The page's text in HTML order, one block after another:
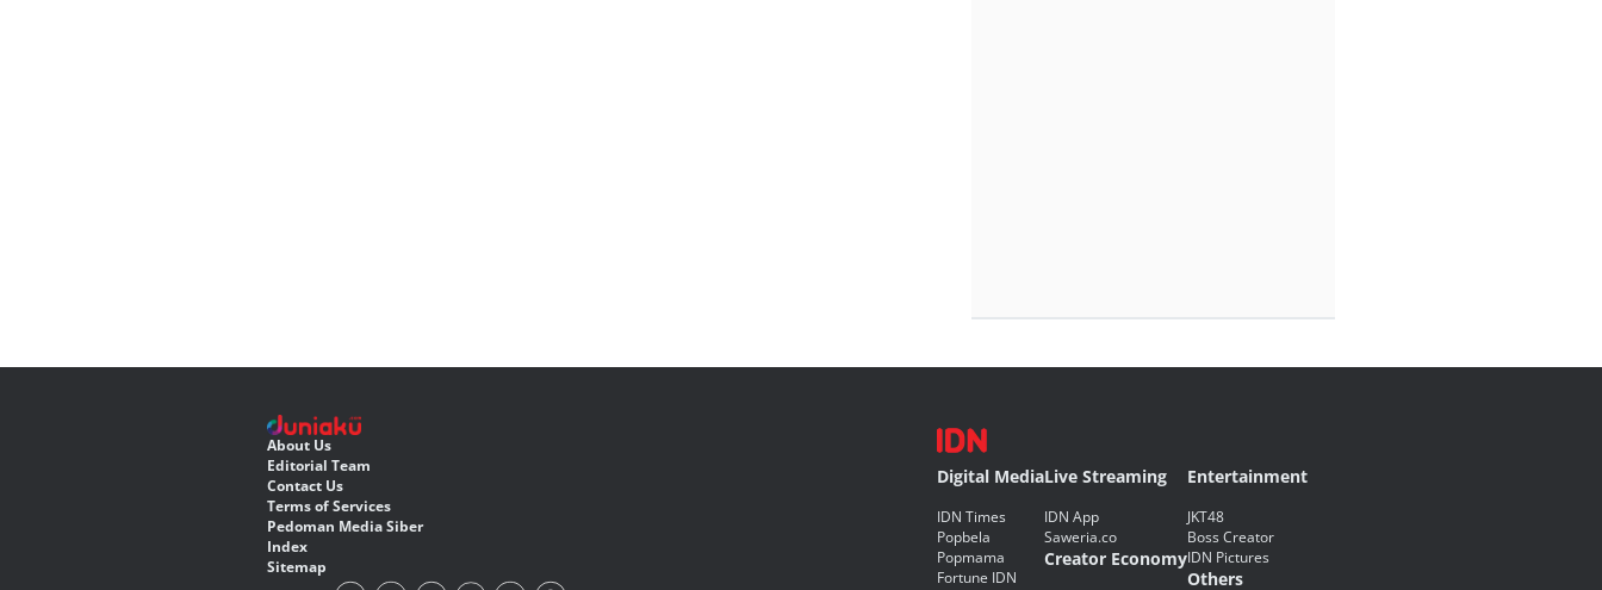
About Us
Editorial Team
Contact Us
Terms of Services
Pedoman Media Siber
Index
Sitemap
Digital Media
IDN Times
Popbela
Popmama
Fortune IDN
Live Streaming
IDN App
Saweria.co
Creator Economy
Entertainment
JKT48
Boss Creator
IDN Pictures
Others